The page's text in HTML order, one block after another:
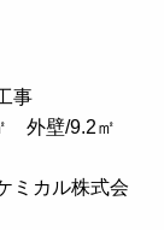
事
外壁/9.2㎡
ミカル株式会